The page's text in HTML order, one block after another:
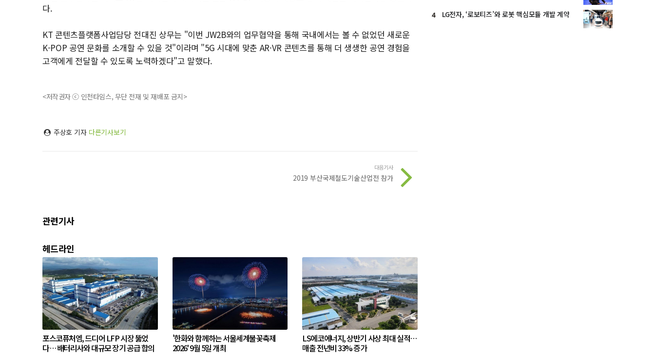
다.
KT 콘텐츠플랫폼사업담당 전대진 상무는 "이번 JW2B와의 업무협약을 통해 국내에서는 볼 수 없었던 새로운
K-POP 공연 문화를 소개할 수 있을 것"이라며 "5G 시대에 맞춘 AR·VR 콘텐츠를 통해 더 생생한 공연 경험을
고객에게 전달할 수 있도록 노력하겠다"고 말했다.
<저작권자 ⓒ 인천타임스, 무단 전재 및 재배포 금지>
주상호 기자 다른기사보기
다음기사
2019 부산국제철도기술산업전 참가
관련기사
헤드라인
포스코퓨처엠, 드디어 LFP 시장 뚫었
다… 배터리사와 대규모 장기 공급 합의
'한화와 함께하는 서울세계불꽃축제
2026' 9월 5일 개최
LS에코에너지, 상반기 사상 최대 실적…
매출 전년비 33% 증가
4 LG전자, ‘로보티즈’와 로봇 핵심모듈 개발 계약